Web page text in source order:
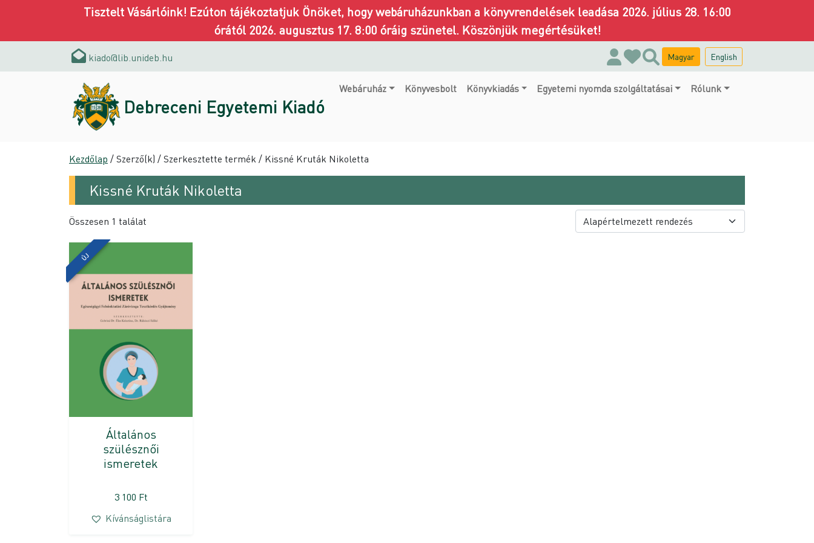
Tisztelt Vásárlóink! Ezúton tájékoztatjuk Önöket, hogy webáruházunkban a könyvrendelések leadása 2026. július 28. 16:00
órától 2026. augusztus 17. 8:00 óráig szünetel. Köszönjük megértésüket!
kiado@lib.unideb.hu Magyar English
Debreceni Egyetemi Kiadó
Webáruház Könyvesbolt Könyvkiadás Egyetemi nyomda szolgáltatásai Rólunk
Kezdőlap / Szerző(k) / Szerkesztette termék / Kissné Kruták Nikoletta
Kissné Kruták Nikoletta
Összesen 1 találat
ÚJ
Általános
szülésznői
ismeretek
3 100 Ft
Kívánságlistára